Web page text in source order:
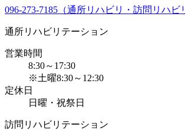
096-273-7185（通所リハビリ・訪問リハビ
通所リハビリテーション
営業時間
8:30～17:30
※土曜8:30～12:30
定休日
日曜・祝祭日
訪問リハビリテーション